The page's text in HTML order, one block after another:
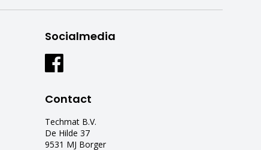
Socialmedia
Contact
Techmat B.V.
De Hilde 37
9531 MJ Borger